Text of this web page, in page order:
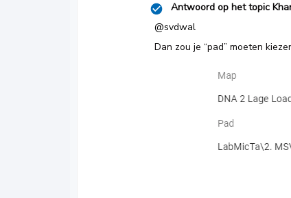
Antwoord op het topic
@svdwal
Dan zou je “pad” moeten